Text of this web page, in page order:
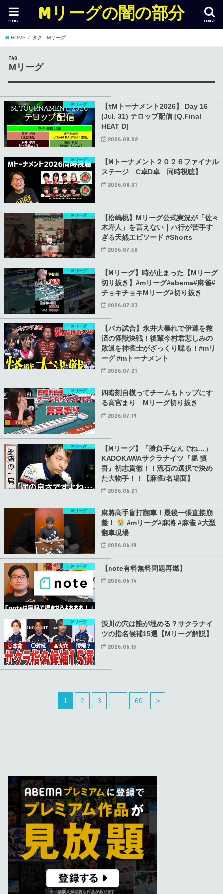
Mリーグの闇の部分 search
menu
HOME タグ : Mリーグ
TAG
Mリーグ
Mリーグ
【#Mトーナメント2026】 Day 16
(Jul. 31) テロップ配信 [Q.Final
HEAT D]
2026.08.02
Mリーグ
【Mトーナメント２０２６ファイナル
ステージ C卓D卓 同時視聴】
2026.08.01
Mリーグ
【松嶋桃】Mリーグ公式実況が「佐々
木寿人」を言えない｜ハ行が苦手す
ぎる天然エピソード #Shorts
2026.07.30
Mリーグ
【Mリーグ】時が止まった【Mリーグ
切り抜き】#mリーグ#abema#麻雀#
チョキチョキMリーグ#切り抜き
2026.07.23
Mリーグ
【バカ試合】永井大暴れで伊達を救
済の怪獣決戦！後輩今村君悲しみの
敗退を神雀士がざっくり喋る！#mリ
ーグ #mトーナメント
2026.07.21
Mリーグ
四暗刻自模ってチームもトップにす
る高宮まり Mリーグ切り抜き
2026.07.19
Mリーグ
【Mリーグ】「勝負手なんでね…」
KADOKAWAサクラナイツ『堀 慎
吾』初志貫徹！！流石の選択で決め
た大物手！！【麻雀/名場面】
2026.06.21
Mリーグ
麻將高手盲打翻車！最後一張直接崩
盤！
#mリーグ#麻將 #麻雀 #大型
翻車現場
2026.06.19
Mリーグ 【note有料無料問題再燃】
2026.06.14
Mリーグ
渋川の穴は誰が埋める？サクラナイ
ツの指名候補15選【Mリーグ解説】
2026.06.13
1 2 3 60 >